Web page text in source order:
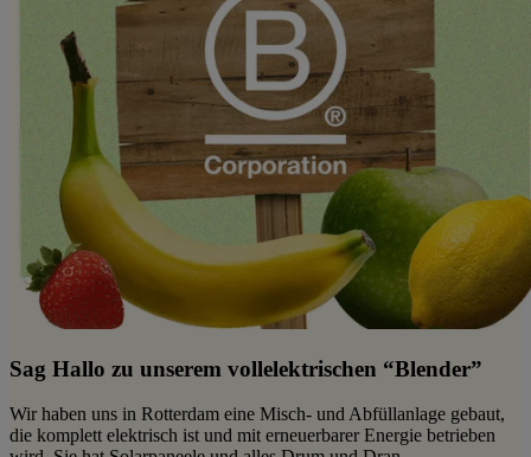
Sag Hallo zu unserem vollelektrischen “Blender”
Wir haben uns in Rotterdam eine Misch- und Abfüllanlage gebaut,
die komplett elektrisch ist und mit erneuerbarer Energie betrieben